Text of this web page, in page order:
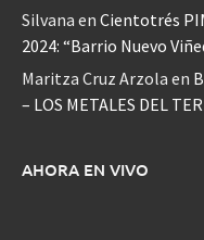
Silvana en Cientotrés
2024: “Barrio Nuevo
Maritza Cruz Arzola en
– LOS METALES DEL
AHORA EN VIVO